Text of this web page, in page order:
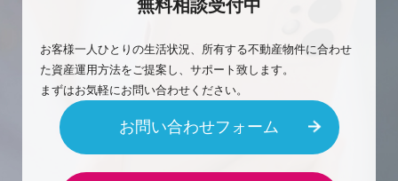
無料相談受付中
お客様一人ひとりの生活状況、所有する不動産物件に合わせ
た資産運用方法をご提案し、サポート致します。
まずはお気軽にお問い合わせください。
お問い合わせフォーム